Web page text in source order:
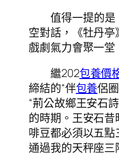
值得一提的
空對話，《牡丹
戲劇氣力會聚一堂
繼202包養價
締結的“伴包養侶
“荊公故鄉王安石
的時期。王安石
啡豆都必須以五
通過我的天秤座三